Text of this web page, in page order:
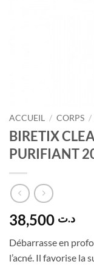
ACCUEIL / CORPS /
BIRETIX
PURIFIANT
د.ت
Débarrasseen
l’acné. Il favorise la